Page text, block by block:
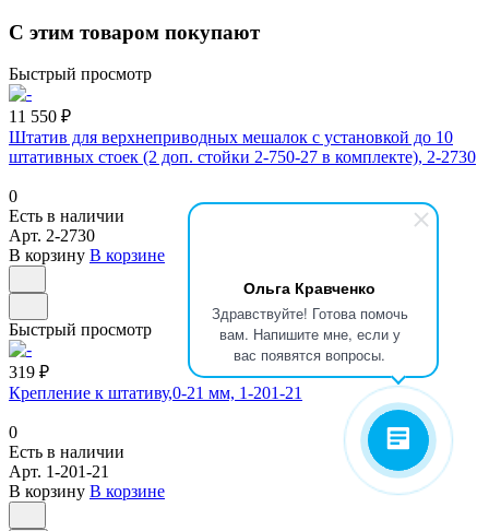
Ольга Кравченко
Здравствуйте! Готова помочь
вам. Напишите мне, если у
вас появятся вопросы.
С этим товаром покупают
Быстрый просмотр
11 550 ₽
Штатив для верхнеприводных мешалок с установкой до 10
штативных стоек (2 доп. стойки 2-750-27 в комплекте), 2-2730
0
Есть в наличии
Арт. 2-2730
В корзину В корзине
Быстрый просмотр
319 ₽
Крепление к штативу,0-21 мм, 1-201-21
0
Есть в наличии
Арт. 1-201-21
В корзину В корзине